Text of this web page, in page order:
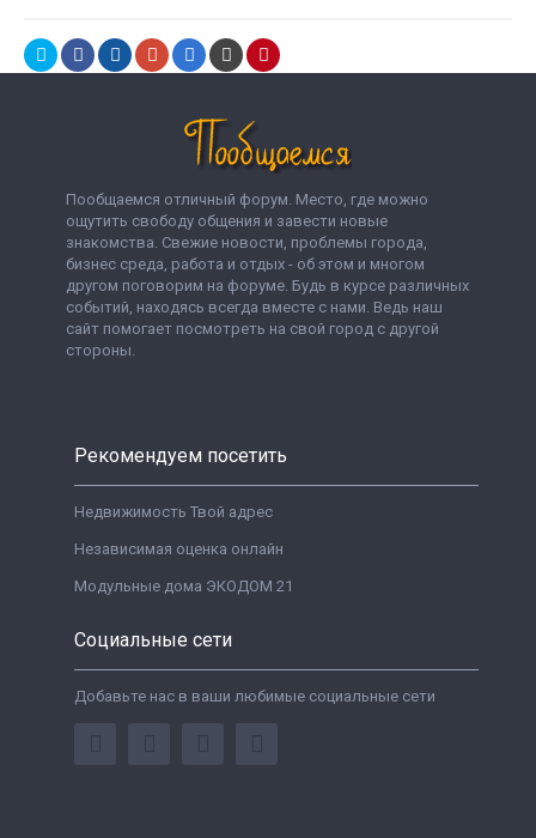
Пообщаемся отличный форум. Место, где можно
ощутить свободу общения и завести новые
знакомства. Свежие новости, проблемы города,
бизнес среда, работа и отдых - об этом и многом
другом поговорим на форуме. Будь в курсе различных
событий, находясь всегда вместе с нами. Ведь наш
сайт помогает посмотреть на свой город с другой
стороны.
Рекомендуем посетить
Недвижимость Твой адрес
Независимая оценка онлайн
Модульные дома ЭКОДОМ 21
Социальные сети
Добавьте нас в ваши любимые социальные сети